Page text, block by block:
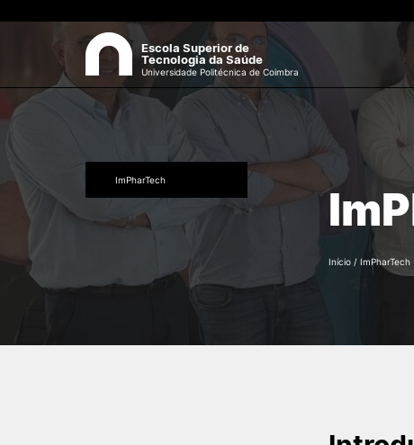
Estrutura Orgânica
Gabinetes Técnicos e Serviços
Investigação e Projetos
Escola Superior de
Tecnologia da Saúde
Universidade Politécnica de Coimbra
ImPharTech
Início / ImPharTech